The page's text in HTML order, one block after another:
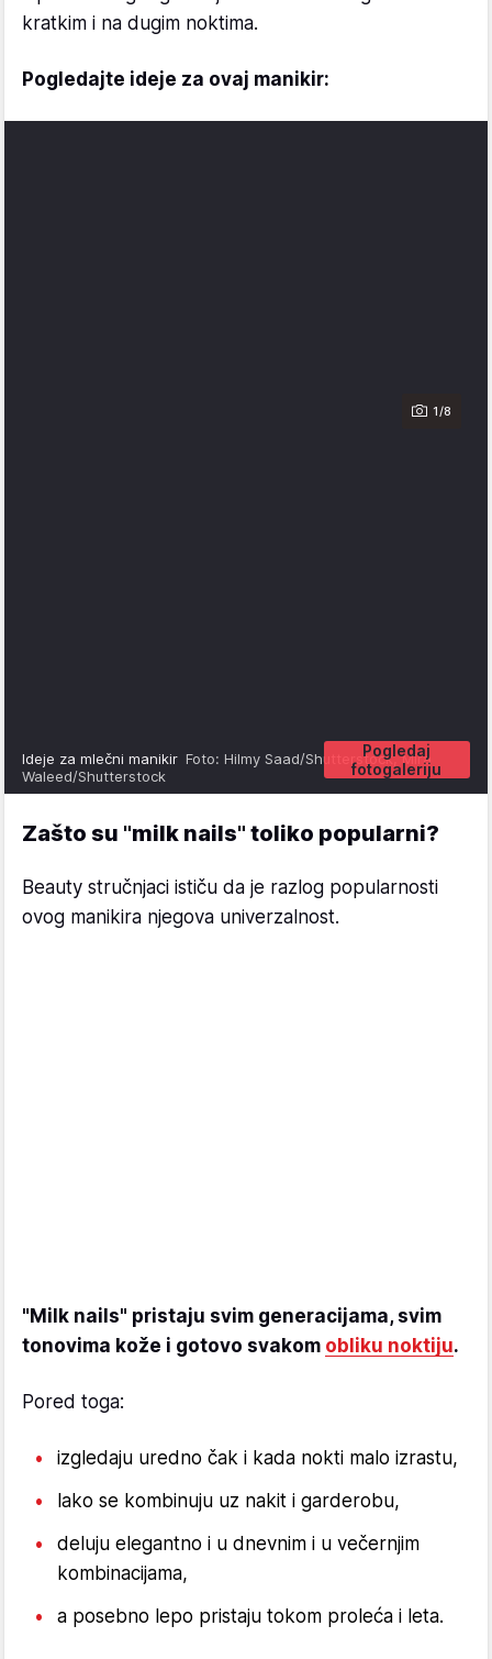
kratkim i na dugim noktima.
Pogledajte ideje za ovaj manikir:
1/8
Pogledaj
fotogaleriju
Ideje za mlečni manikir Foto: Hilmy Saad/Shutterstock, Mira
Waleed/Shutterstock
Zašto su "milk nails" toliko popularni?
Beauty stručnjaci ističu da je razlog popularnosti
ovog manikira njegova univerzalnost.
"Milk nails" pristaju svim generacijama, svim
tonovima kože i gotovo svakom obliku noktiju.
Pored toga:
izgledaju uredno čak i kada nokti malo izrastu,
lako se kombinuju uz nakit i garderobu,
deluju elegantno i u dnevnim i u večernjim
kombinacijama,
a posebno lepo pristaju tokom proleća i leta.